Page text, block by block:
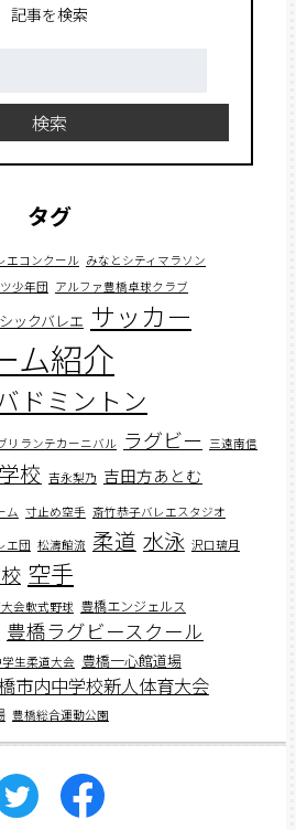
記事を検索
検索
タグ
エコンクール みなとシティマラソン
少年団 アルファ豊橋卓球クラブ
ックバレエ サッカー
ム紹介
ドミントン
リランテカーニバル ラグビー 三遠南信
校 吉永梨乃 吉田方あとむ
ム 寸止め空手 斎竹恭子バレエスタジオ
エ団 松濤館流 柔道 水泳 沢口璃月
空手
会軟式野球 豊橋エンジェルス
豊橋ラグビースクール
生柔道大会 豊橋一心館道場
市内中学校新人体育大会
豊橋総合運動公園